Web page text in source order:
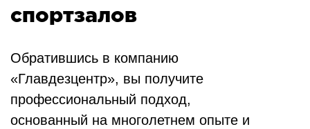
спортзалов
Обратившись в компанию
«Главдезцентр», вы получите
профессиональный подход,
основанный на многолетнем опыте и